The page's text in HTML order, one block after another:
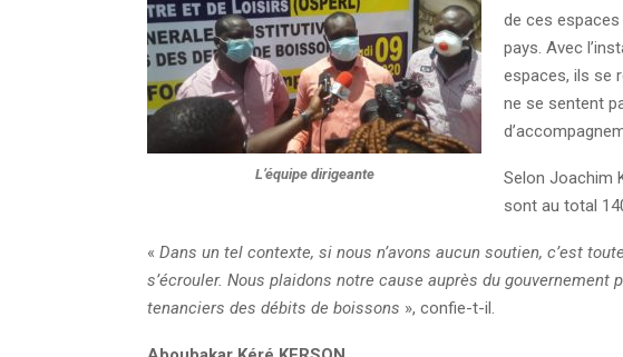
L’équipe dirigeante
de ces
pays. Avec
espaces, ils se
ne se sentent
Selon Joachim
sont au total
« Dans un tel contexte, si nous n’avons aucun soutien, c’est
s’écrouler. Nous plaidons notre cause auprès du
tenanciers des débits de boissons », confie-t-il.